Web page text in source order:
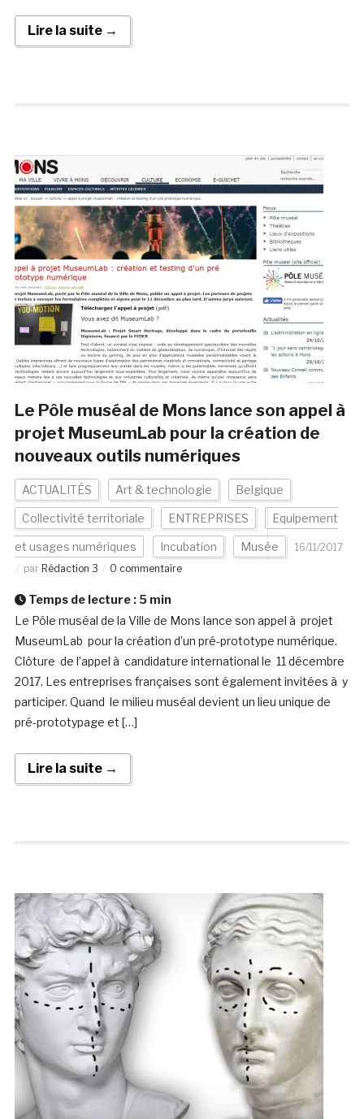
Lire la suite →
Le Pôle muséal de Mons lance son appel à
projet MuseumLab pour la création de
nouveaux outils numériques
ACTUALITÉS Art & technologie Belgique
Collectivité territoriale ENTREPRISES Equipement
et usages numériques Incubation Musée
16/11/2017
par Rédaction 3 0 commentaire
Temps de lecture : 5 min
Le Pôle muséal de la Ville de Mons lance son appel à projet
MuseumLab pour la création d’un pré-prototype numérique.
Clôture de l’appel à candidature international le 11 décembre
2017. Les entreprises françaises sont également invitées à y
participer. Quand le milieu muséal devient un lieu unique de
pré-prototypage et […]
Lire la suite →